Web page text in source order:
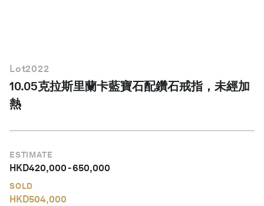
Lot2022
10.05克拉斯里蘭卡藍寶石配鑽石戒指，未經加
熱
ESTIMATE
HKD420,000-650,000
SOLD
HKD504,000